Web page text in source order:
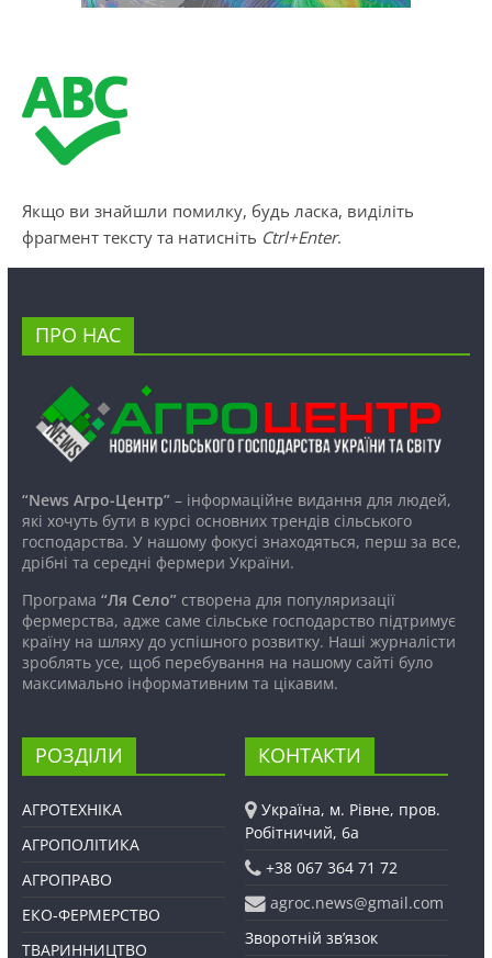
Якщо ви знайшли помилку, будь ласка, виділіть
фрагмент тексту та натисніть Ctrl+Enter.
ПРО НАС
“News Агро-Центр”– інформаційне видання для людей,
які хочуть бути в курсі основних трендів сільського
господарства. У нашому фокусі знаходяться, перш за все,
дрібні та середні фермери України.
Програма “Ля Село”створена для популяризації
фермерства, адже саме сільське господарство підтримує
країну на шляху до успішного розвитку. Наші журналісти
зроблять усе, щоб перебування на нашому сайті було
максимально інформативним та цікавим.
РОЗДІЛИ
АГРОТЕХНІКА
АГРОПОЛІТИКА
АГРОПРАВО
ЕКО-ФЕРМЕРСТВО
ТВАРИННИЦТВО
КОНТАКТИ
Україна, м. Рівне, пров.
Робітничий, 6а
+38 067 364 71 72
agroc.news@gmail.com
Зворотній зв’язок